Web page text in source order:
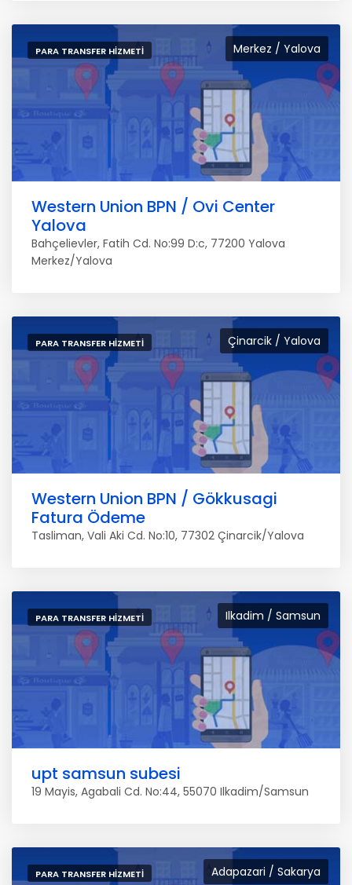
Merkez / Yalova
PARA TRANSFER HIZMETI
Western Union BPN / Ovi Center
Yalova
Bahçelievler, Fatih Cd. No:99 D:c, 77200 Yalova
Merkez/Yalova
Çinarcik / Yalova
PARA TRANSFER HIZMETI
Western Union BPN / Gökkusagi
Fatura Ödeme
Tasliman, Vali Aki Cd. No:10, 77302 Çinarcik/Yalova
Ilkadim / Samsun
PARA TRANSFER HIZMETI
upt samsun subesi
19 Mayis, Agabali Cd. No:44, 55070 Ilkadim/Samsun
Adapazari / Sakarya
PARA TRANSFER HIZMETI